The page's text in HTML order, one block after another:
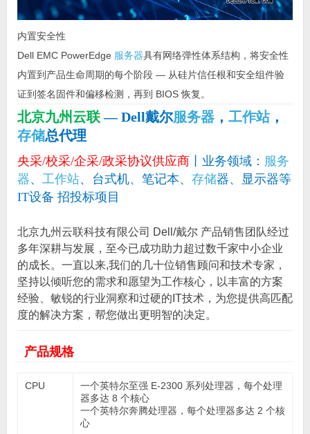
内置安全性
Dell EMC PowerEdge 服务器具有网络弹性体系结构，将安全性
内置到产品生命周期的每个阶段 — 从硅片信任根和安全组件验
证到签名固件和偏移检测，再到 BIOS 恢复。
北京九州云联— Dell戴尔服务器， 工作站，
存储总代理
央采/校采/企采/政采协议供应商丨业务领域： 服务
器、 工作站、台式机、笔记本、 存储器、显示器等
IT设备 招投标项目
北京九州云联科技有限公司 Dell/戴尔 产品销售团队经过
多年深耕与发展，至今已成功助力超过数千家中小企业
的成长。一直以来,我们的几十位销售顾问和技术专家，
坚持以倾听您的需求和愿望为工作核心，以丰富的方案
经验、敏锐的行业洞察和过硬的IT技术，为您提供高匹配
度的解决方案，帮您做出更明智的决定。
产品规格
CPU
一个英特尔至强 E-2300 系列处理器，每个处理
器多达 8 个核心
一个英特尔奔腾处理器，每个处理器多达 2 个核
心